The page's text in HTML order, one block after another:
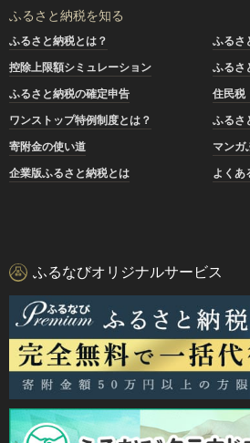
ふるさと納税を知る
ふるさと納税とは？
ふるさ
控除上限額シミュレーション
ふるさ
ふるさと納税の確定申告
住民税
ワンストップ特例制度とは？
ふるさ
寄附金の使い道
マンガ
企業版ふるさと納税とは
よくあ
ふるなびオリジナルサービス